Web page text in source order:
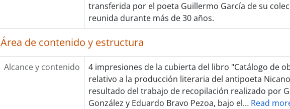
transferida por el poeta Guillermo García de su
reunida durante más de 30 años.
Área de contenido y estructura
Alcance y contenido
4 impresiones de la cubierta del libro "Catálogo de
relativo a la producción literaria del antipoeta
resultado del trabajo de recopilación realizado por
González y Eduardo Bravo Pezoa, bajo el… Read